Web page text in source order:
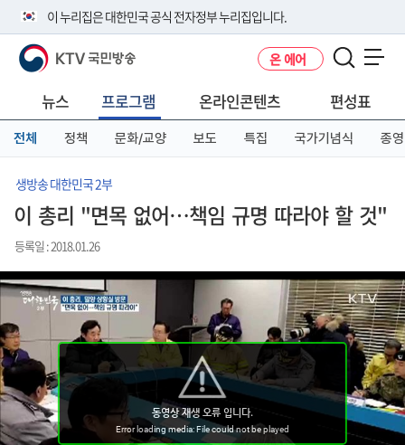
이 누리집은 대한민국 공식 전자정부 누리집입니다.
공식 누리집 주소 확인하기
니다.
이밖에 or.kr 또는 .kr등 다른 도메인 주소를 사용하고 있다면 아래 URL에
서 도메인 주소를 확인해 보세요
KTV 국민방송 온 에어
뉴스 프로그램 온라인콘텐츠 편성표
전체 정책 문화/교양 보도 특집 국가기념식 종영
생방송 대한민국 2부
이 총리 "면목 없어…책임 규명 따라야 할 것"
등록일 : 2018.01.26